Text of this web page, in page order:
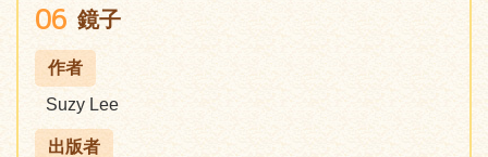
06 鏡子
作者
Suzy Lee
出版者